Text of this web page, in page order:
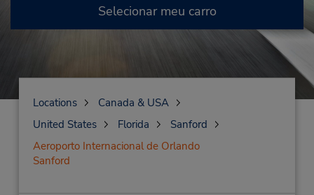
Selecionar meu carro
Locations
Canada & USA
United States
Florida
Sanford
Aeroporto Internacional de Orlando
Sanford